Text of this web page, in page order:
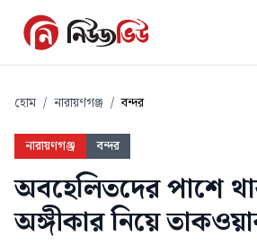
হোম / নারায়ণগঞ্জ / বন্দর
নারায়ণগঞ্জ বন্দর
অবহেলিতদের পাশে
অঙ্গীকার নিয়ে